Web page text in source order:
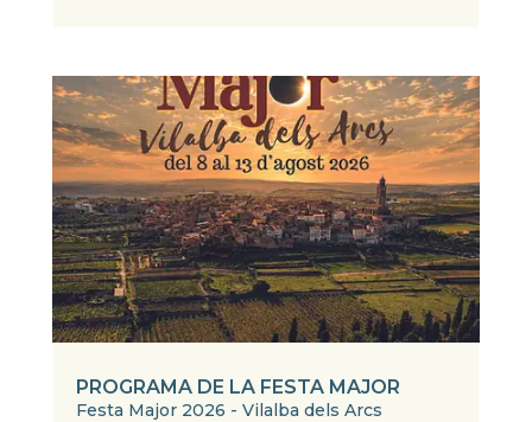
PROGRAMA DE LA FESTA MAJOR
Festa Major 2026 - Vilalba dels Arcs